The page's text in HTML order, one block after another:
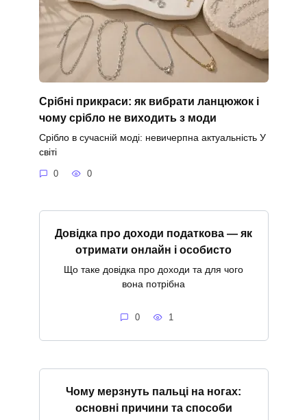
Срібні прикраси: як вибрати ланцюжок і
чому срібло не виходить з моди
Срібло в сучасній моді: невичерпна актуальність У
світі
0 0
Довідка про доходи податкова — як
отримати онлайн і особисто
Що таке довідка про доходи та для чого
вона потрібна
0 1
Чому мерзнуть пальці на ногах:
основні причини та способи